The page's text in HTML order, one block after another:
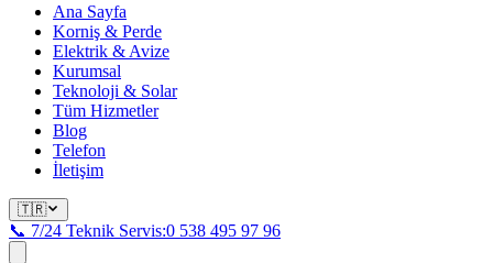
Ana Sayfa
Korniş & Perde
Elektrik & Avize
Kurumsal
Teknoloji & Solar
Tüm Hizmetler
Blog
Telefon
İletişim
🇹🇷
📞 7/24 Teknik Servis:0 538 495 97 96